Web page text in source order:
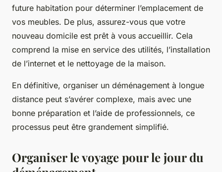
future habitation pour déterminer l’emplacement de
vos meubles. De plus, assurez-vous que votre
nouveau domicile est prêt à vous accueillir. Cela
comprend la mise en service des utilités, l’installation
de l’internet et le nettoyage de la maison.
En définitive, organiser un déménagement à longue
distance peut s’avérer complexe, mais avec une
bonne préparation et l’aide de professionnels, ce
processus peut être grandement simplifié.
Organiser le voyage pour le jour du